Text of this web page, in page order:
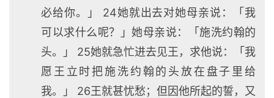
必给你。」 24她就出去对她母亲说：「我
可以求什么呢？」她母亲说：「施洗约翰的
头。」 25她就急忙进去见王，求他说：「我
愿王立时把施洗约翰的头放在盘子里给
我。」 26王就甚忧愁；但因他所起的誓，又